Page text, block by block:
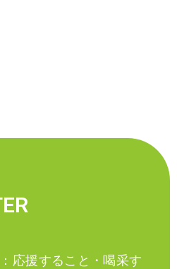
応援すること・喝采す